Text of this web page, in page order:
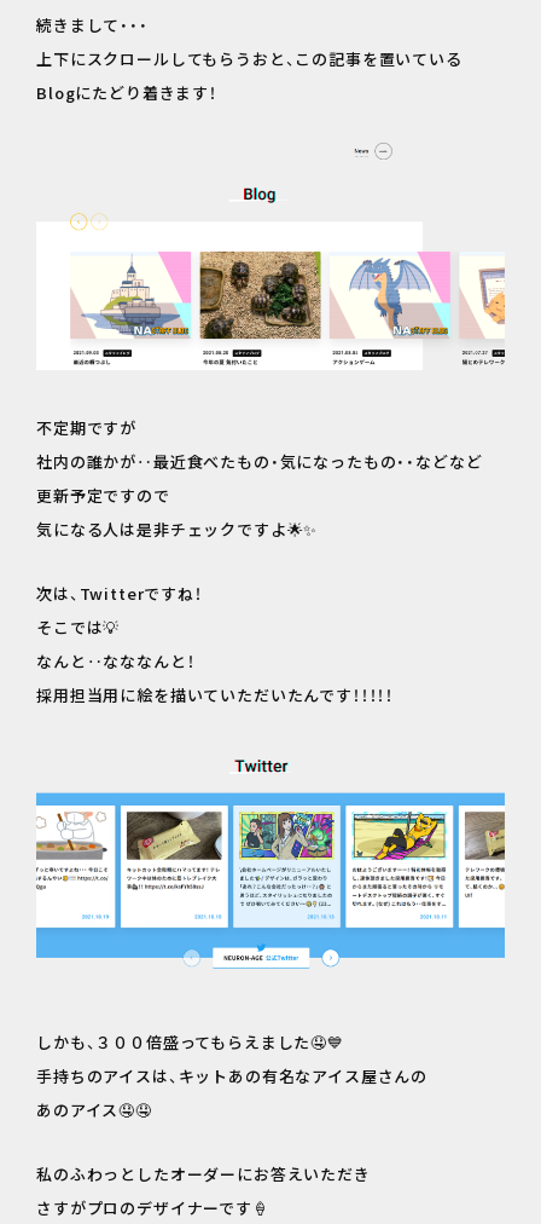
続きまして・・・
上下にスクロールしてもらうおと、この記事を置いている
Blogにたどり着きます！
不定期ですが
社内の誰かが‥最近食べたもの・気になったもの・・などなど
更新予定ですので
気になる人は是非チェックですよ🌟✨
次は、Twitterですね！
そこでは💡
なんと‥なななんと！
採用担当用に絵を描いていただいたんです！！！！！
しかも、３００倍盛ってもらえました🤤💙
手持ちのアイスは、キットあの有名なアイス屋さんの
あのアイス🤤🤤
私のふわっとしたオーダーにお答えいただき
さすがプロのデザイナーです🍦